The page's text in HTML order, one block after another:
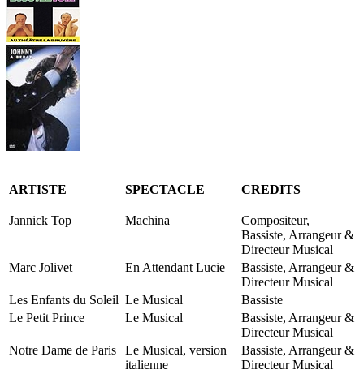
ARTISTE SPECTACLE CREDITS
Jannick Top Machina
Compositeur,
Bassiste, Arrangeur &
Directeur Musical
Marc Jolivet
En Attendant Lucie
Bassiste, Arrangeur &
Directeur Musical
Les Enfants du Soleil Le Musical
Bassiste
Le Petit Prince
Le Musical
Bassiste, Arrangeur &
Directeur Musical
Notre Dame de Paris
Le Musical, version
italienne
Bassiste, Arrangeur &
Directeur Musical